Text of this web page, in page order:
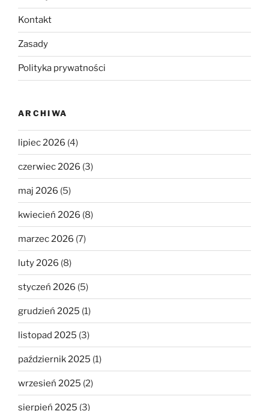
Kontakt
Zasady
Polityka prywatności
ARCHIWA
lipiec 2026 (4)
czerwiec 2026 (3)
maj 2026 (5)
kwiecień 2026 (8)
marzec 2026 (7)
luty 2026 (8)
styczeń 2026 (5)
grudzień 2025 (1)
listopad 2025 (3)
październik 2025 (1)
wrzesień 2025 (2)
sierpień 2025 (3)